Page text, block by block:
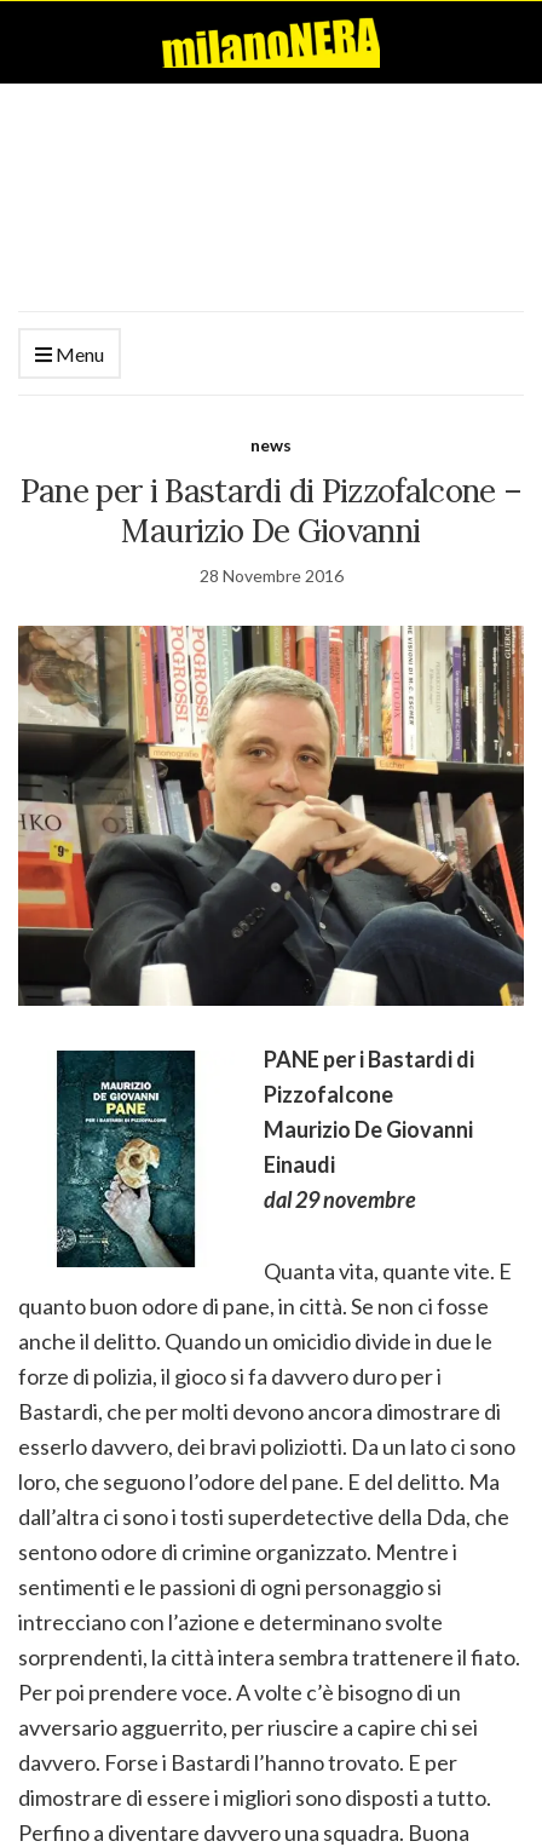
Menu
news
Pane per i Bastardi di Pizzofalcone –
Maurizio De Giovanni
28 Novembre 2016
PANE per i Bastardi di
Pizzofalcone
Maurizio De Giovanni
Einaudi
dal 29 novembre
Quanta vita, quante vite. E
quanto buon odore di pane, in città. Se non ci fosse
anche il delitto. Quando un omicidio divide in due le
forze di polizia, il gioco si fa davvero duro per i
Bastardi, che per molti devono ancora dimostrare di
esserlo davvero, dei bravi poliziotti. Da un lato ci sono
loro, che seguono l’odore del pane. E del delitto. Ma
dall’altra ci sono i tosti superdetective della Dda, che
sentono odore di crimine organizzato. Mentre i
sentimenti e le passioni di ogni personaggio si
intrecciano con l’azione e determinano svolte
sorprendenti, la città intera sembra trattenere il fiato.
Per poi prendere voce. A volte c’è bisogno di un
avversario agguerrito, per riuscire a capire chi sei
davvero. Forse i Bastardi l’hanno trovato. E per
dimostrare di essere i migliori sono disposti a tutto.
Perfino a diventare davvero una squadra. Buona